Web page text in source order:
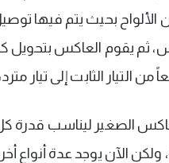
بحيث يتم فيها
ثم يقوم العاكس بتحويل
من التيار الثابت إلى تيار
الصغير ليناسب قدرة
الآن يوجد عدة أنواع